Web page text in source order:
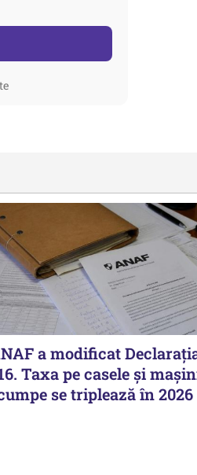
a modificat
Taxa pe casele și
se triplează în 2026